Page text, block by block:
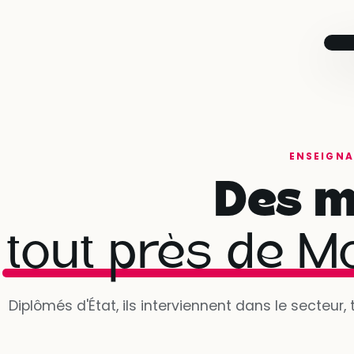
Des
tout près de
Diplômés d'État, ils interviennent dans le